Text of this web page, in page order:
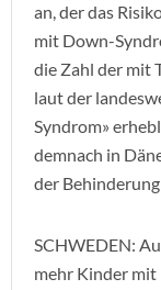
an, der das
mit Down-
die Zahl der mit
laut der
Syndrom»
demnach in
der
SCHWEDEN:
mehr Kinder